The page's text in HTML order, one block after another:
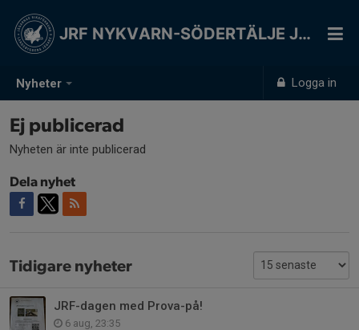
Nyheter Logga in
JRF NYKVARN-SÖDERTÄLJE JSK
Ej publicerad
Nyheten är inte publicerad
Dela nyhet
Tidigare nyheter
JRF-dagen med Prova-på!
6 aug, 23:35